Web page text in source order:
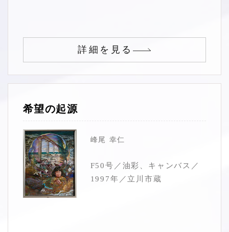
詳細を見る
希望の起源
峰尾 幸仁
F50号／油彩、キャンバス／
1997年／立川市蔵